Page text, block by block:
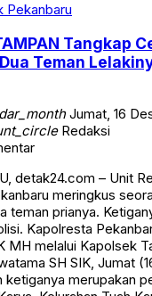
Pekanbaru
Tangkap
Teman
Jumat, 16
Redaksi
detak24.com – Unit
meringkus
teman prianya.
Kapolresta
MH melalui Kapolsek
SH SIK, Jumat
ketiganya merupakan